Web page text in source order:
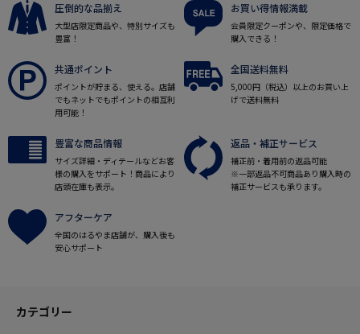
圧倒的な品揃え
大型店限定商品や、特別サイズも
豊富！
お買い得情報満載
会員限定クーポンや、限定価格で
購入できる！
共通ポイント
ポイントが貯まる、使える。店舗
でもネットでもポイントの相互利
用可能！
全国送料無料
5,000円（税込）以上のお買い上
げで送料無料
豊富な商品情報
サイズ詳細・ディテールなどお客
様の購入をサポート！商品により
店頭在庫も表示。
返品・補正サービス
補正前・着用前の返品可能
※一部返品不可商品あり購入時の
補正サービスも承ります。
アフターケア
全国のはるやま店舗が、購入後も
安心サポート
カテゴリー